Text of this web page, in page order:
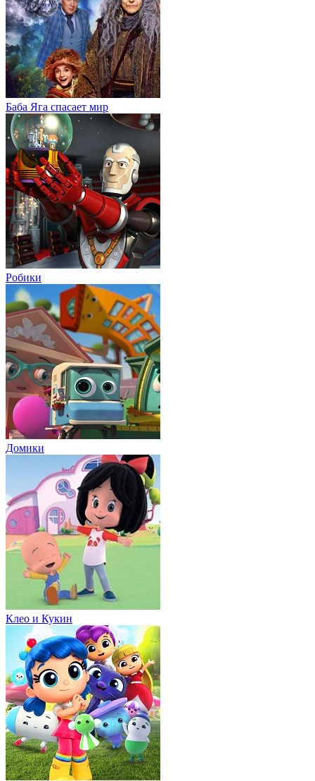
Баба Яга спасает мир
Робики
Домики
Клео и Кукин